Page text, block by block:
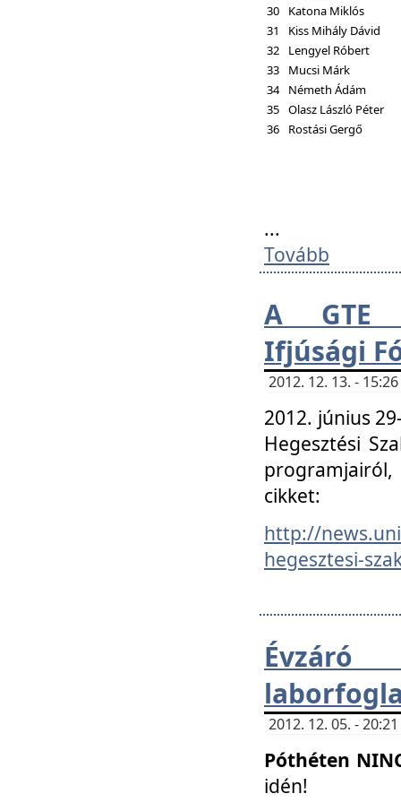
30
Katona Miklós
31
Kiss Mihály Dávid
32
Lengyel Róbert
33
Mucsi Márk
34
Németh Ádám
35 Olasz László Péter
36
Rostási Gergő
...
Tovább
A GTE
Ifjúsági
2012. 12. 13. -
2012. június
Hegesztési
cikket:
http://
hegesztesi-
2012. 12. 05. -
Póthéten
idén!